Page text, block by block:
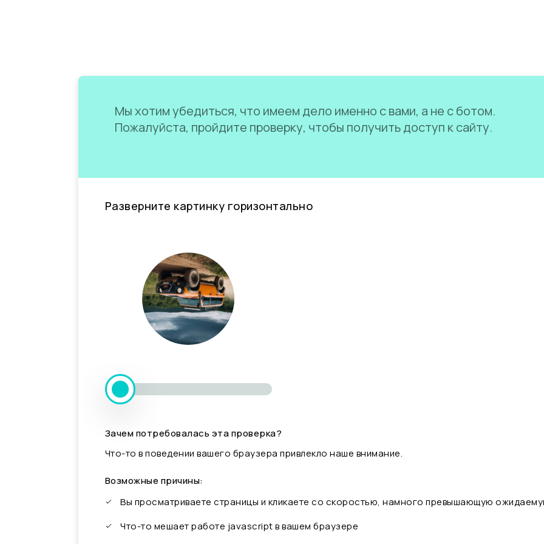
Мы хотим убедиться, что имеем дело именно с вами, а не с ботом.
Пожалуйста, пройдите проверку, чтобы получить доступ к сайту.
Разверните картинку горизонтально
Зачем потребовалась эта проверка?
Что-то в поведении вашего браузера привлекло наше внимание.
Возможные причины:
Вы просматриваете страницы и кликаете со скоростью, намного превышающую
Что-то мешает работе javascript в вашем браузере